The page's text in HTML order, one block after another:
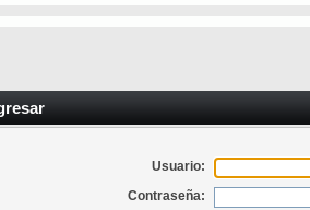
Usuario:
Contraseña: